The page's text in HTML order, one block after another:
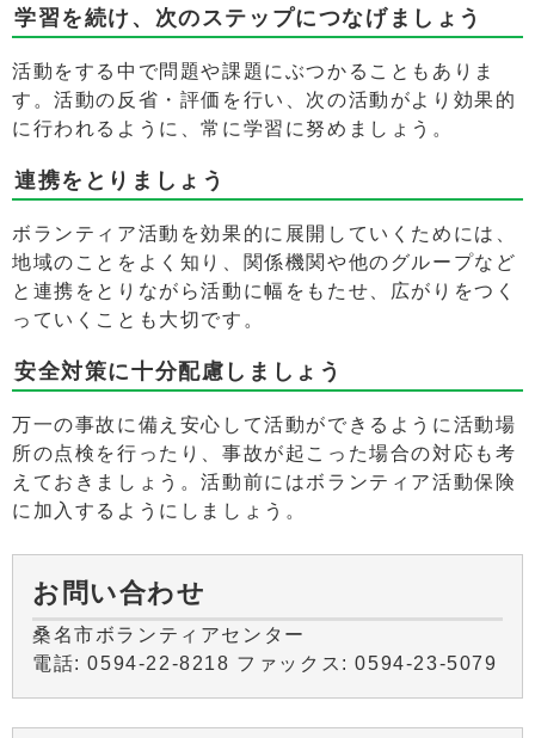
学習を続け、次のステップにつなげましょう
活動をする中で問題や課題にぶつかることもありま
す。活動の反省・評価を行い、次の活動がより効果的
に行われるように、常に学習に努めましょう。
連携をとりましょう
ボランティア活動を効果的に展開していくためには、
地域のことをよく知り、関係機関や他のグループなど
と連携をとりながら活動に幅をもたせ、広がりをつく
っていくことも大切です。
安全対策に十分配慮しましょう
万一の事故に備え安心して活動ができるように活動場
所の点検を行ったり、事故が起こった場合の対応も考
えておきましょう。活動前にはボランティア活動保険
に加入するようにしましょう。
お問い合わせ
桑名市ボランティアセンター
電話: 0594-22-8218 ファックス: 0594-23-5079